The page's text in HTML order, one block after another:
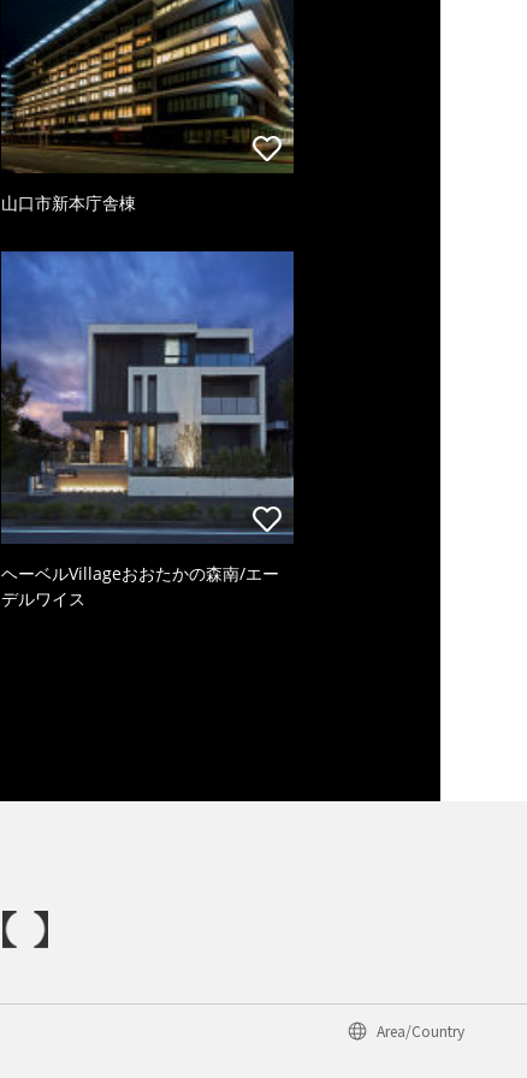
山口市新本庁舎棟
ヘーベルVillageおおたかの森南/エー
デルワイス
Area/Country